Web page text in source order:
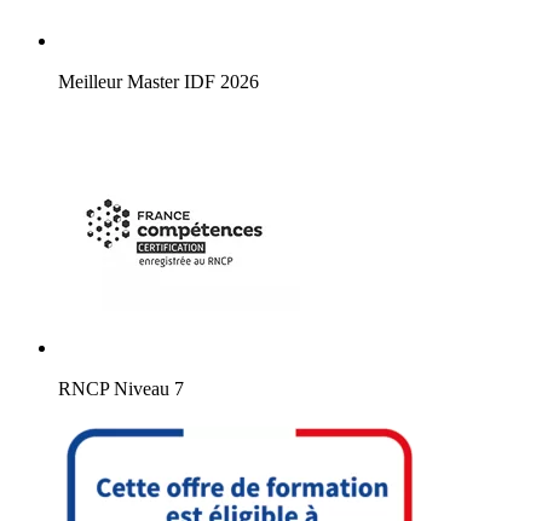
Meilleur Master IDF 2026
RNCP Niveau 7